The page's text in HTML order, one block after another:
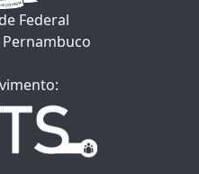
Federal